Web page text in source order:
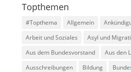
Topthemen
#Topthema Allgemein
Arbeit und Soziales
Asyl und
Aus dem Bundesvorstand
Aus den
Ausschreibungen
Bildung